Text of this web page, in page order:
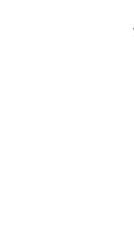
Wanderer